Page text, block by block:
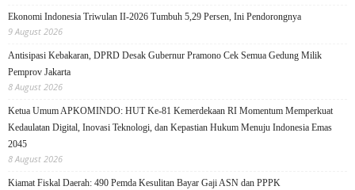
Ekonomi Indonesia Triwulan II-2026 Tumbuh 5,29 Persen, Ini Pendorongnya
9 August 2026
Antisipasi Kebakaran, DPRD Desak Gubernur Pramono Cek Semua Gedung Milik
Pemprov Jakarta
8 August 2026
Ketua Umum APKOMINDO: HUT Ke-81 Kemerdekaan RI Momentum Memperkuat
Kedaulatan Digital, Inovasi Teknologi, dan Kepastian Hukum Menuju Indonesia Emas
2045
8 August 2026
Kiamat Fiskal Daerah: 490 Pemda Kesulitan Bayar Gaji ASN dan PPPK